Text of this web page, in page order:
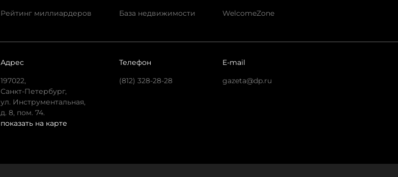
Рейтинг миллиардеров
База недвижимости
WelcomeZone
Адрес
197022,
Санкт-Петербург,
ул. Инструментальная,
д. 8, пом. 74.
показать на карте
Телефон
(812) 328-28-28
E-mail
gazeta@dp.ru